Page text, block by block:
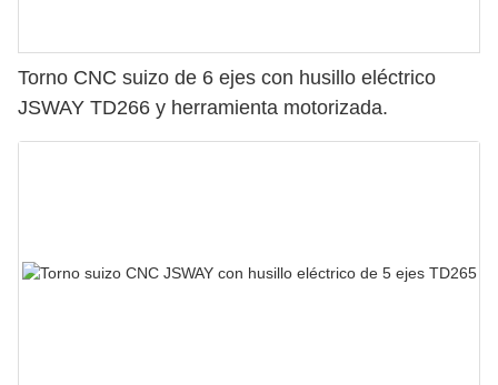
Torno CNC suizo de 6 ejes con husillo eléctrico
JSWAY TD266 y herramienta motorizada.